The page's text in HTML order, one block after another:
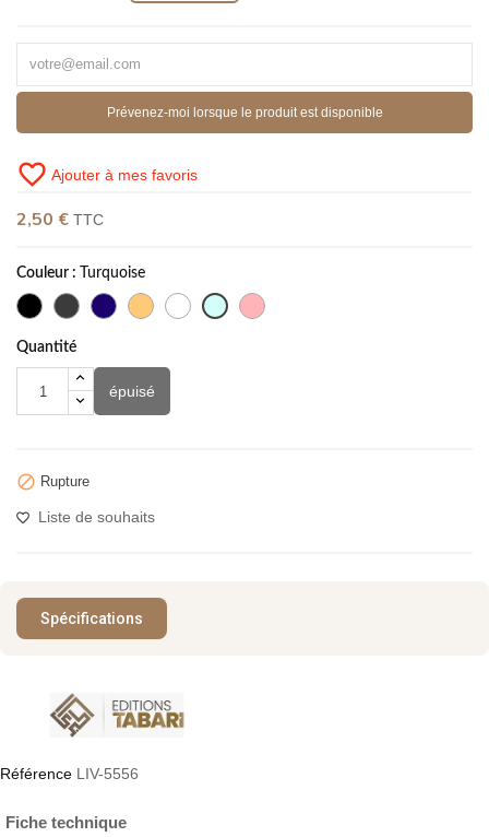
Prévenez-moi lorsque le produit est disponible
favorite_border Ajouter à mes favoris
2,50 € TTC
Couleur : Turquoise
Quantité
épuisé
 Rupture
Liste de souhaits
Spécifications
Référence LIV-5556
Fiche technique